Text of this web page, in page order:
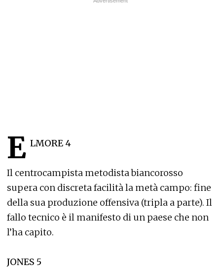
E LMORE 4
Il centrocampista metodista biancorosso
supera con discreta facilità la metà campo: fine
della sua produzione offensiva (tripla a parte). Il
fallo tecnico è il manifesto di un paese che non
l’ha capito.
JONES 5